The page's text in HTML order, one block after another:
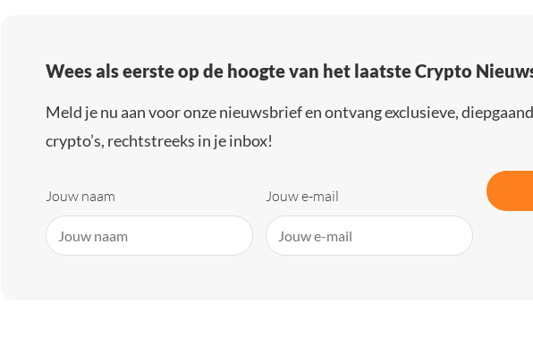
Wees als eerste op de hoogte van het laatste Crypto
Meld je nu aan voor onze nieuwsbrief en ontvang exclusieve,
crypto’s, rechtstreeks in je inbox!
Jouw naam Jouw e-mail